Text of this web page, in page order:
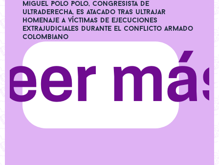
Miguel Polo Polo, congresista de
ultraderecha, es atacado tras ultrajar
homenaje a víctimas de ejecuciones
extrajudiciales durante el conflicto armado
colombiano